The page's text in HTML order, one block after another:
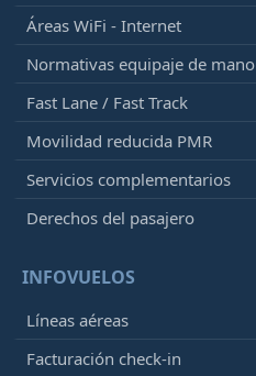
Áreas WiFi - Internet
Normativas equipaje de mano
Fast Lane / Fast Track
Movilidad reducida PMR
Servicios complementarios
Derechos del pasajero
INFOVUELOS
Líneas aéreas
Facturación check-in